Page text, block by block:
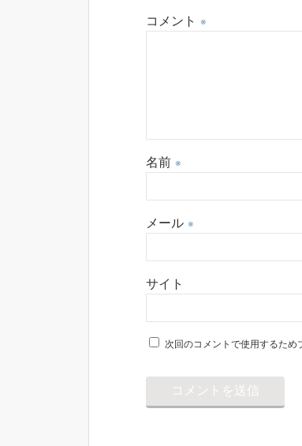
コメント ※
名前 ※
メール ※
サイト
次回のコメントで使用するため